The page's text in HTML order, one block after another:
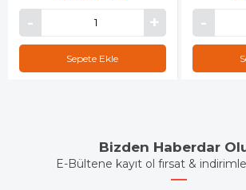
Sepete Ekle
Bizden Haberdar
E-Bültene kayıt ol fırsat &